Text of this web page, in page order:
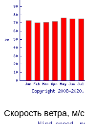
Скорость ветра, м/с